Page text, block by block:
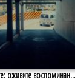
оживите воспоминан...